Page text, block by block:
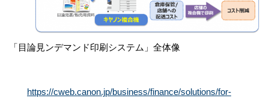
「目論見ンデマンド印刷システム」全体像
https://cweb.canon.jp/business/finance/solutions/for-